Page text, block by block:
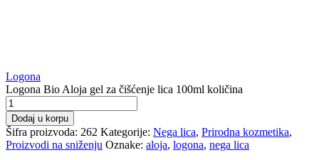
Logona
Logona Bio Aloja gel za čišćenje lica 100ml količina
Dodaj u korpu
Šifra proizvoda: 262 Kategorije: Nega lica, Prirodna kozmetika,
Proizvodi na sniženju Oznake: aloja, logona, nega lica